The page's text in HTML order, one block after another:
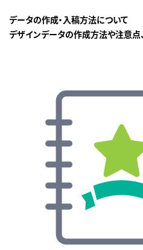
データの作成・入稿方法について
デザインデータの作成方法や注意点